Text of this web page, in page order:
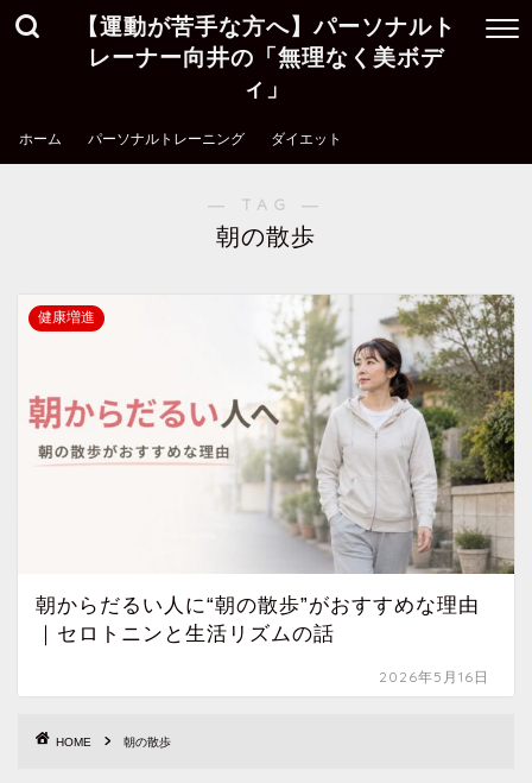
【運動が苦手な方へ】パーソナルト
レーナー向井の「無理なく美ボデ
ィ」
ホーム パーソナルトレーニング ダイエット
― TAG ―
朝の散歩
健康増進
朝からだるい人に“朝の散歩”がおすすめな理由
｜セロトニンと生活リズムの話
2026年5月16日
HOME 朝の散歩